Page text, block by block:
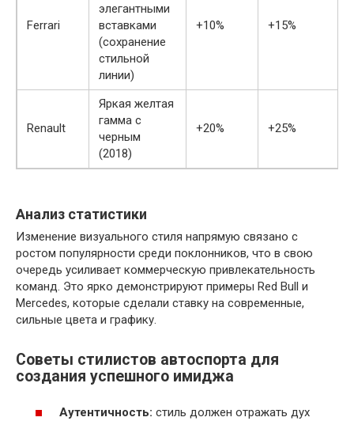
Ferrari
элегантными
вставками
(сохранение
стильной
линии)
+10% +15%
Renault
Яркая желтая
гамма с
черным
(2018)
+20% +25%
Анализ статистики
Изменение визуального стиля напрямую связано с
ростом популярности среди поклонников, что в свою
очередь усиливает коммерческую привлекательность
команд. Это ярко демонстрируют примеры Red Bull и
Mercedes, которые сделали ставку на современные,
сильные цвета и графику.
Советы стилистов автоспорта для
создания успешного имиджа
Аутентичность: стиль должен отражать дух